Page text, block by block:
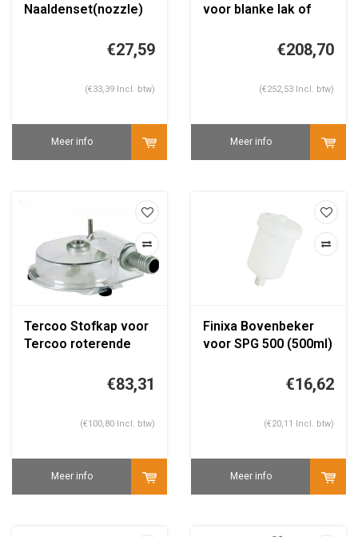
Naaldenset(nozzle)
€27,59
(€33,39 Incl. btw)
Meer info
voor blanke lak of
€208,70
(€252,53 Incl. btw)
Meer info
Tercoo Stofkap voor
Tercoo roterende
€83,31
(€100,80 Incl. btw)
Meer info
Finixa Bovenbeker
voor SPG 500 (500ml)
€16,62
(€20,11 Incl. btw)
Meer info